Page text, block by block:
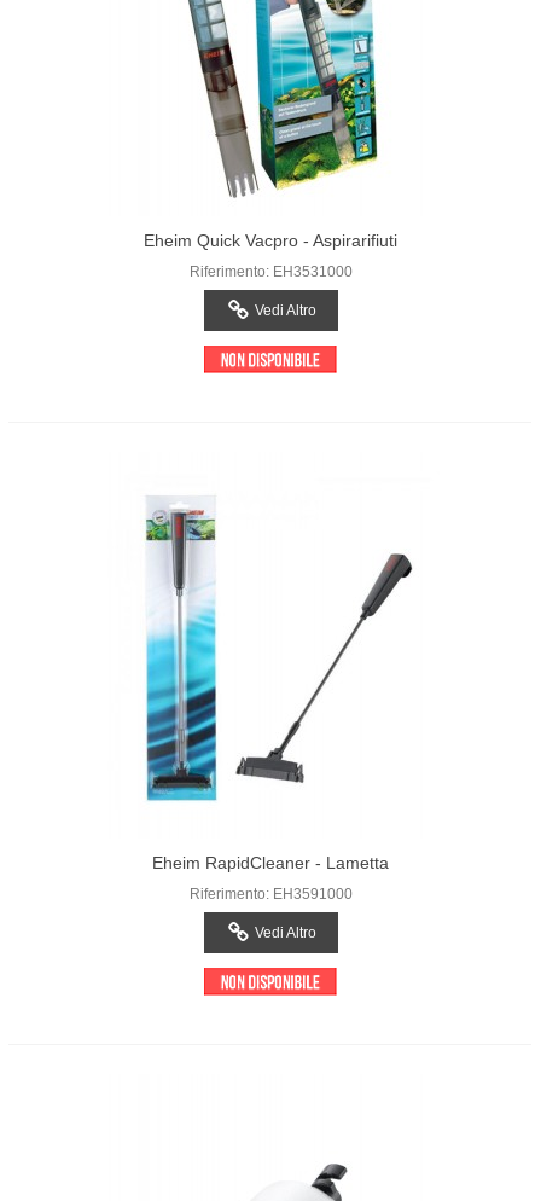
Eheim Quick Vacpro - Aspirarifiuti
Riferimento: EH3531000
Vedi Altro
Eheim RapidCleaner - Lametta
Riferimento: EH3591000
Vedi Altro